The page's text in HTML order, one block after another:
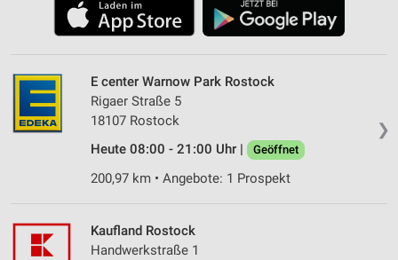
❯
E center Warnow Park Rostock
Rigaer Straße 5
18107 Rostock
Heute 08:00 - 21:00 Uhr |
Geöffnet
200,97 km • Angebote: 1 Prospekt
Kaufland Rostock
Handwerkstraße 1